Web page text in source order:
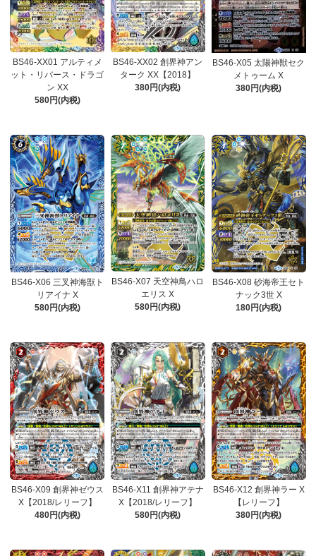
BS46-XX01 アルティメ
ット・リバース・ドラゴ
ン XX
580円(内税)
BS46-XX02 創界神アン
ターク XX【2018】
380円(内税)
BS46-X05 太陽神獣セク
メトゥーム X
380円(内税)
BS46-X06 三叉神海獣ト
リアイナ X
580円(内税)
BS46-X07 天空神鳥ハロ
エリス X
580円(内税)
BS46-X08 砂海帝王セト
ナック3世 X
180円(内税)
BS46-X09 創界神ゼウス
X【2018/レリーフ】
480円(内税)
BS46-X11 創界神アテナ
X【2018/レリーフ】
580円(内税)
BS46-X12 創界神ラー X
【レリーフ】
380円(内税)